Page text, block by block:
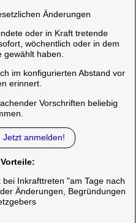
Änderungen
oder in Kraft tretende
wöchentlich oder in dem
gewählt haben.
im konfigurierten Abstand vor
erinnert.
Vorschriften beliebig
Jetzt anmelden!
Inkrafttreten "am Tage nach
Änderungen, Begründungen